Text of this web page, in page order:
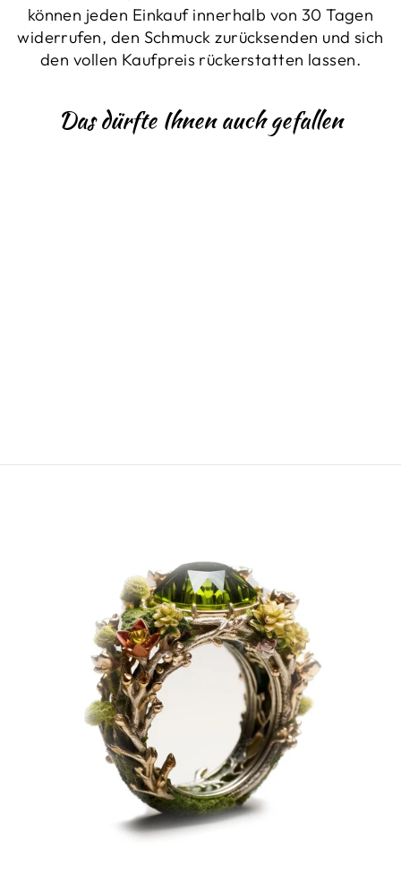
können jeden Einkauf innerhalb von 30 Tagen
widerrufen, den Schmuck zurücksenden und sich
den vollen Kaufpreis rückerstatten lassen.
Das dürfte Ihnen auch gefallen